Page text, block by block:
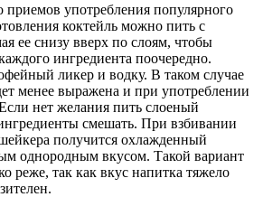
приемов употребления популярного
коктейль можно пить с
ее снизу вверх по слоям, чтобы
ингредиента поочередно.
ликер и водку. В таком случае
менее выражена и при употреблении
нет желания пить слоеный
смешать. При взбивании
получится охлажденный
однородным вкусом. Такой вариант
реже, так как вкус напитка тяжело